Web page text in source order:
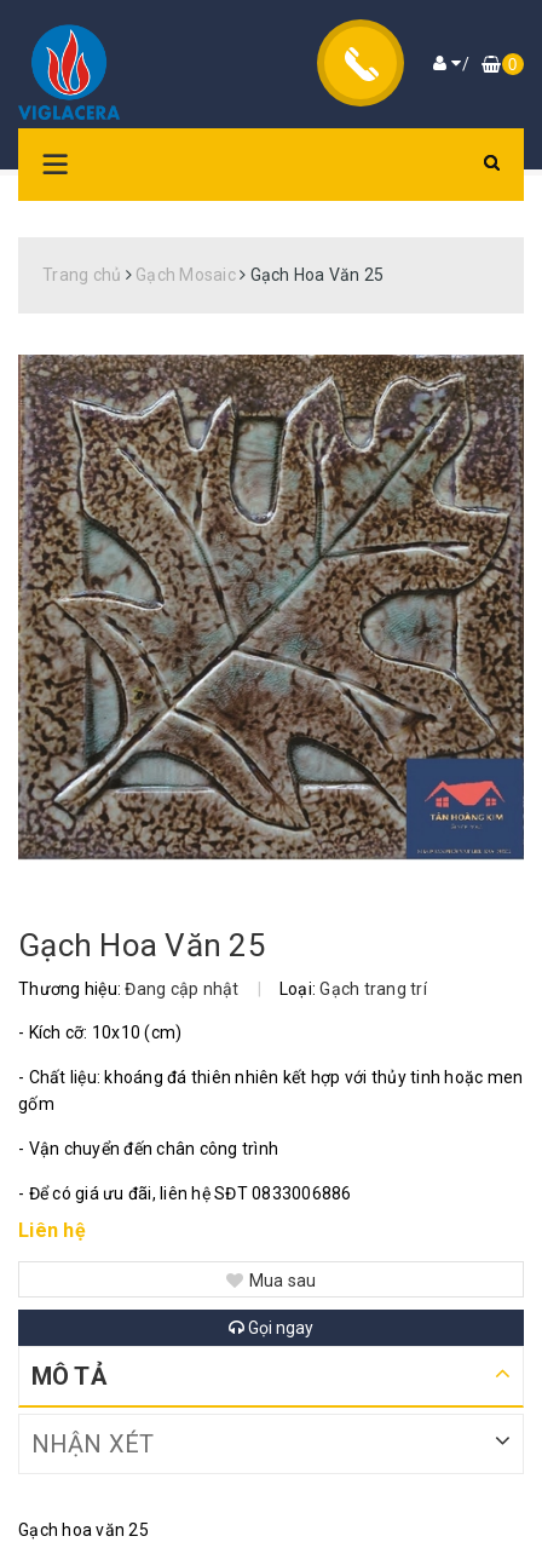
/ 0
Trang chủ Gạch Mosaic Gạch Hoa Văn 25
Gạch Hoa Văn 25
Thương hiệu:Đang cập nhật Loại:Gạch trang trí
- Kích cỡ: 10x10 (cm)
- Chất liệu: khoáng đá thiên nhiên kết hợp với thủy tinh hoặc men
gốm
- Vận chuyển đến chân công trình
- Để có giá ưu đãi, liên hệ SĐT 0833006886
Liên hệ
Mua sau
Gọi ngay
MÔ TẢ
NHẬN XÉT
Gạch hoa văn 25